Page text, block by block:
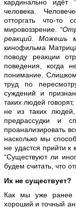
кардинально идёт
человека.
отторгать что-то
мировоззрение.
реакций. Можешь
кинофильма
поводу реакции
поведения, когда
понимание.
труд по
суждений и
таких людей
не из таких
предрассудки и
проанализировать
насколько мы
не удастся прийти
“Существуют ли
будем считать, что
Их не существует?
Как мы уже ранее
хороший и точный